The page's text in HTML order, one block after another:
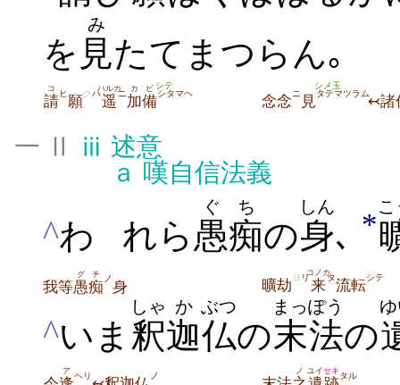
を 見
み
たてまつらん｡
請
コ ヒ 願クハ遥
ハルカニ 加備
カビ シタマヘ
シテ
念念 ニ 見タテマツラム
シメ玉
↢諸
一 Ⅱ ⅲ 述意
ａ 嘆自信法義
^わ れら 愚痴
ぐち
の身
しん
､ *
我等愚痴
グチ ノ 身 曠劫 ヨ リ来
コノカタ流転シテ
^いま 釈
しゃ
迦
か
仏
ぶつ
の末法
まっぽう
の
ア ヘリ ノ ノ ユイセキ タル